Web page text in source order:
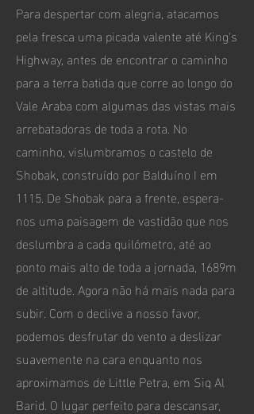
Para despertar com alegria, atacamos
pela fresca uma picada valente até King's
Highway, antes de encontrar o caminho
para a terra batida que corre ao longo do
Vale Araba com algumas das vistas mais
arrebatadoras de toda a rota. No
caminho, vislumbramos o castelo de
Shobak, construído por Balduíno I em
1115. De Shobak para a frente, espera-
nos uma paisagem de vastidão que nos
deslumbra a cada quilómetro, até ao
ponto mais alto de toda a jornada, 1689m
de altitude. Agora não há mais nada para
subir. Com o declive a nosso favor,
podemos desfrutar do vento a deslizar
suavemente na cara enquanto nos
aproximamos de Little Petra, em Siq Al
Barid. O lugar perfeito para descansar,